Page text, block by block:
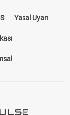
Yasal Uyarı